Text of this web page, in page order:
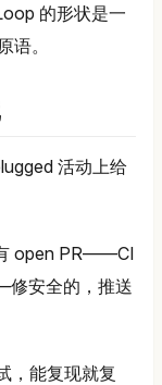
的形状是一
。
活动上给
open PR——CI
安全的，推送
，能复现就复